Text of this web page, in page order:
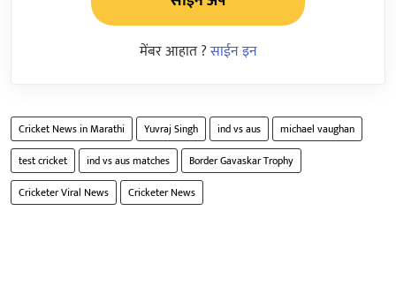
मेंबर आहात ?साईन इन
Cricket News in Marathi Yuvraj Singh ind vs aus
michael vaughan
test cricket
ind vs aus matches
Border Gavaskar Trophy
Cricketer Viral News
Cricketer News